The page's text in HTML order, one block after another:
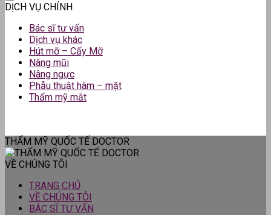
DỊCH VỤ CHÍNH
Bác sĩ tư vấn
Dịch vụ khác
Hút mỡ – Cấy Mỡ
Nâng mũi
Nâng ngực
Phẫu thuật hàm – mặt
Thẩm mỹ mắt
THẨM MỸ QUỐC TẾ DOCTOR
VỀ CHÚNG TÔI
TRANG CHỦ
VỀ CHÚNG TÔI
BÁC SĨ TƯ VẤN